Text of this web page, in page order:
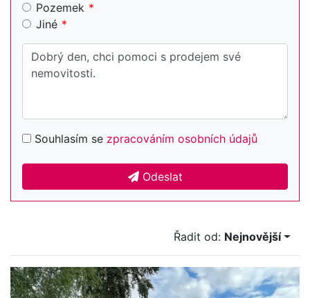
Pozemek
Jiné
Souhlasím se zpracováním osobních údajů
Odeslat
Řadit od: Nejnovější